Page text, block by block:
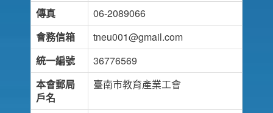
傳真
06-2089066
會務信箱
tneu001@gmail.com
統一編號
36776569
本會郵局
戶名
臺南市教育產業工會